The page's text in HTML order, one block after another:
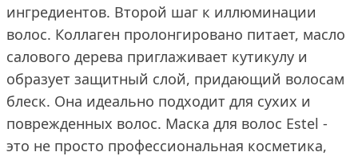
ингредиентов. Второй шаг к иллюминации
волос. Коллаген пролонгировано питает, масло
салового дерева приглаживает кутикулу и
образует защитный слой, придающий волосам
блеск. Она идеально подходит для сухих и
поврежденных волос. Маска для волос Estel -
это не просто профессиональная косметика,